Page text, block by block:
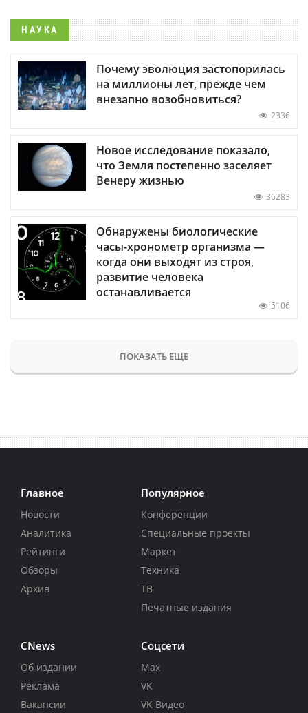
НАУКА
Почему эволюция застопорилась
на миллионы лет, прежде чем
внезапно возобновиться?
2336
Новое исследование показало,
что Земля постепенно заселяет
Венеру жизнью
36283
Обнаружены биологические
часы-хронометр организма —
когда они выходят из строя,
развитие человека
останавливается
5106
ПОКАЗАТЬ ЕЩЕ
Главное
Новости
Аналитика
Рейтинги
Обзоры
Архив
Популярное
Конференции
Специальные проекты
Маркет
Техника
ТВ
Печатные издания
CNews
Об издании
Реклама
Вакансии
Соцсети
Max
VK
VK Видео